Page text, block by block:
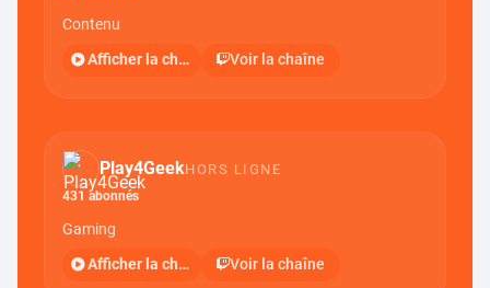
Contenu
Afficher la chaîne
Voir la chaîne
Play4GeekHORS LIGNE
431 abonnés
Gaming
Afficher la chaîne
Voir la chaîne